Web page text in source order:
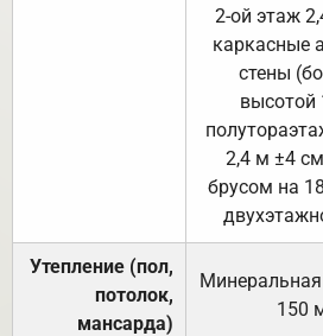
2-ой этаж
каркасные
стены
высотой
2,4 м ±4
брусом на
Утепление (пол,
потолок,
мансарда)
150